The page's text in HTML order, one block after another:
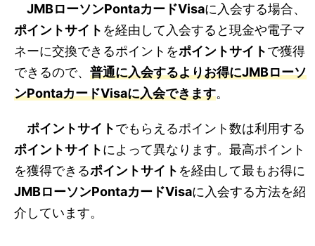
JMBローソンPontaカードVisaに入会する場合、
ポイントサイト を経由して入会すると現金や電子マ
ネーに交換できるポイントをポイントサイトで獲得
できるので、 普通に入会するよりお得にJMBローソ
ンPontaカードVisaに入会できます。
ポイントサイトでもらえるポイント数は利用する
ポイントサイトによって異なります。最高ポイント
を獲得できるポイントサイト を経由して最もお得に
JMBローソンPontaカードVisaに入会する方法を紹
介しています。